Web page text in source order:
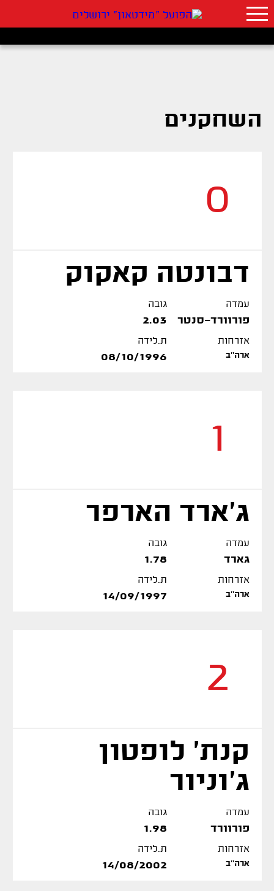
השחקנים
0
דבונטה קאקוק
עמדה
פורוורד-סנטר
גובה
2.03
אזרחות
ארה''ב
ת.לידה
08/10/1996
1
ג'ארד הארפר
עמדה
גארד
גובה
1.78
אזרחות
ארה''ב
ת.לידה
14/09/1997
2
קנת' לופטון
ג'וניור
עמדה
פורוורד
גובה
1.98
אזרחות
ארה''ב
ת.לידה
14/08/2002